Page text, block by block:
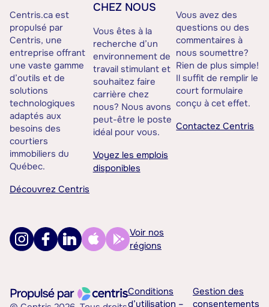
Centris.ca est
propulsé par
Centris, une
entreprise offrant
une vaste gamme
d’outils et de
solutions
technologiques
adaptés aux
besoins des
courtiers
immobiliers du
Québec.
Découvrez Centris
CHEZ NOUS
Vous êtes à la
recherche d’un
environnement de
travail stimulant et
souhaitez faire
carrière chez
nous? Nous avons
peut-être le poste
idéal pour vous.
Voyez les emplois
disponibles
Vous avez des
questions ou des
commentaires à
nous soumettre?
Rien de plus simple!
Il suffit de remplir le
court formulaire
conçu à cet effet.
Contactez Centris
Voir nos
régions
Conditions
d’utilisation –
Gestion des
consentements